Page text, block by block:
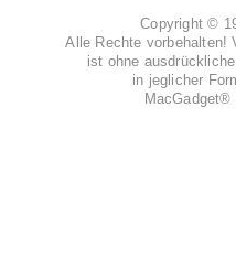
Copyright ©
Alle Rechte vorbehalten!
ist ohne
in jeglicher
MacGadget®